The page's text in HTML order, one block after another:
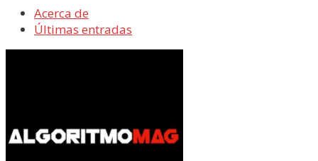
Acerca de
Últimas entradas